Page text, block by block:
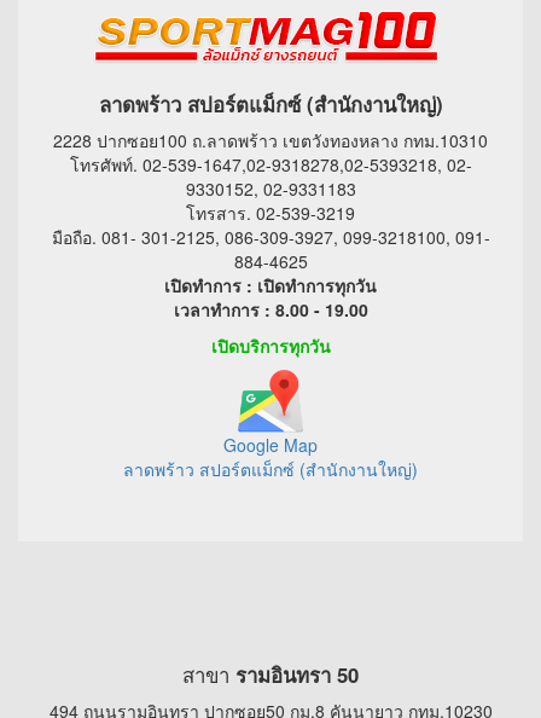
ลาดพร้าว สปอร์ตแม็กซ์ (สำนักงานใหญ่)
2228 ปากซอย100 ถ.ลาดพร้าว เขตวังทองหลาง กทม.10310
โทรศัพท์. 02-539-1647,02-9318278,02-5393218, 02-
9330152, 02-9331183
โทรสาร. 02-539-3219
มือถือ. 081- 301-2125, 086-309-3927, 099-3218100, 091-
884-4625
เปิดทำการ : เปิดทำการทุกวัน
เวลาทำการ : 8.00 - 19.00
เปิดบริการทุกวัน
Google Map
ลาดพร้าว สปอร์ตแม็กซ์ (สำนักงานใหญ่)
สาขา รามอินทรา 50
494 ถนนรามอินทรา ปากซอย50 กม.8 คันนายาว กทม.10230